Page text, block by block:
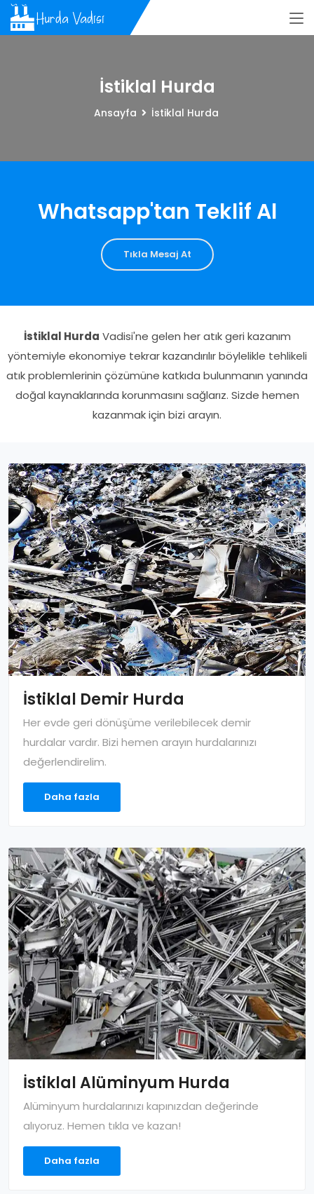
İstiklal Hurda
Ansayfa İstiklal Hurda
Whatsapp'tan Teklif Al
Tıkla Mesaj At
İstiklal Hurda Vadisi'ne gelen her atık geri kazanım
yöntemiyle ekonomiye tekrar kazandırılır böylelikle tehlikeli
atık problemlerinin çözümüne katkıda bulunmanın yanında
doğal kaynaklarında korunmasını sağlarız. Sizde hemen
kazanmak için bizi arayın.
İstiklal Demir Hurda
Her evde geri dönüşüme verilebilecek demir
hurdalar vardır. Bizi hemen arayın hurdalarınızı
değerlendirelim.
Daha fazla
İstiklal Alüminyum Hurda
Alüminyum hurdalarınızı kapınızdan değerinde
alıyoruz. Hemen tıkla ve kazan!
Daha fazla